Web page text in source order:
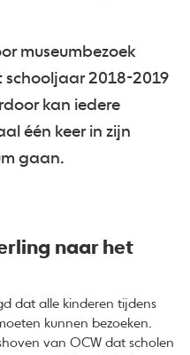
museumbezoek
2018-2019
kan iedere
één keer in zijn
gaan.
naar het
dat alle kinderen tijdens
kunnen bezoeken.
van OCW dat scholen